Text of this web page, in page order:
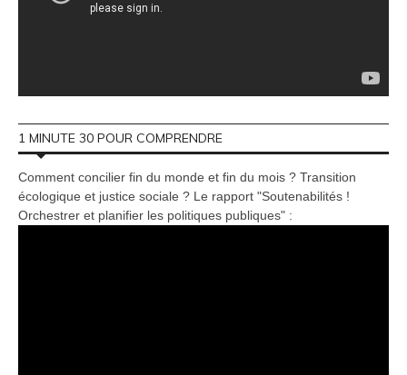
1 MINUTE 30 POUR COMPRENDRE
Comment concilier fin du monde et fin du mois ? Transition
écologique et justice sociale ? Le rapport "Soutenabilités !
Orchestrer et planifier les politiques publiques" :